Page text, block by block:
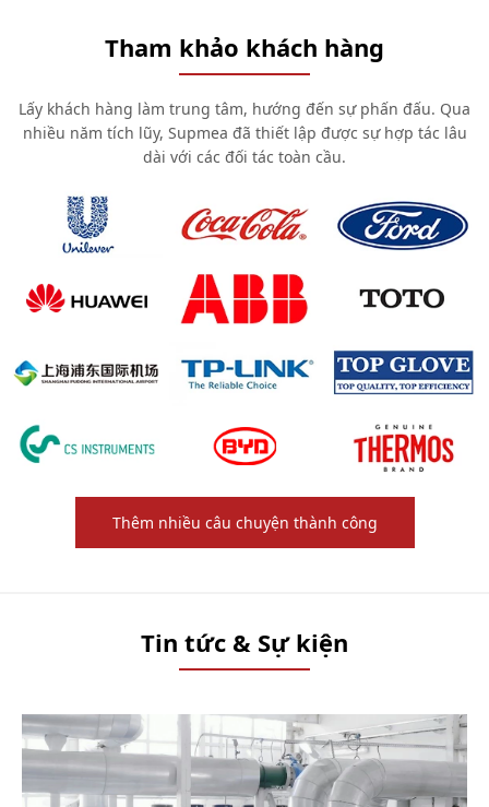
Tham khảo khách hàng
Lấy khách hàng làm trung tâm, hướng đến sự phấn đấu. Qua
nhiều năm tích lũy, Supmea đã thiết lập được sự hợp tác lâu
dài với các đối tác toàn cầu.
Thêm nhiều câu chuyện thành công
Tin tức & Sự kiện